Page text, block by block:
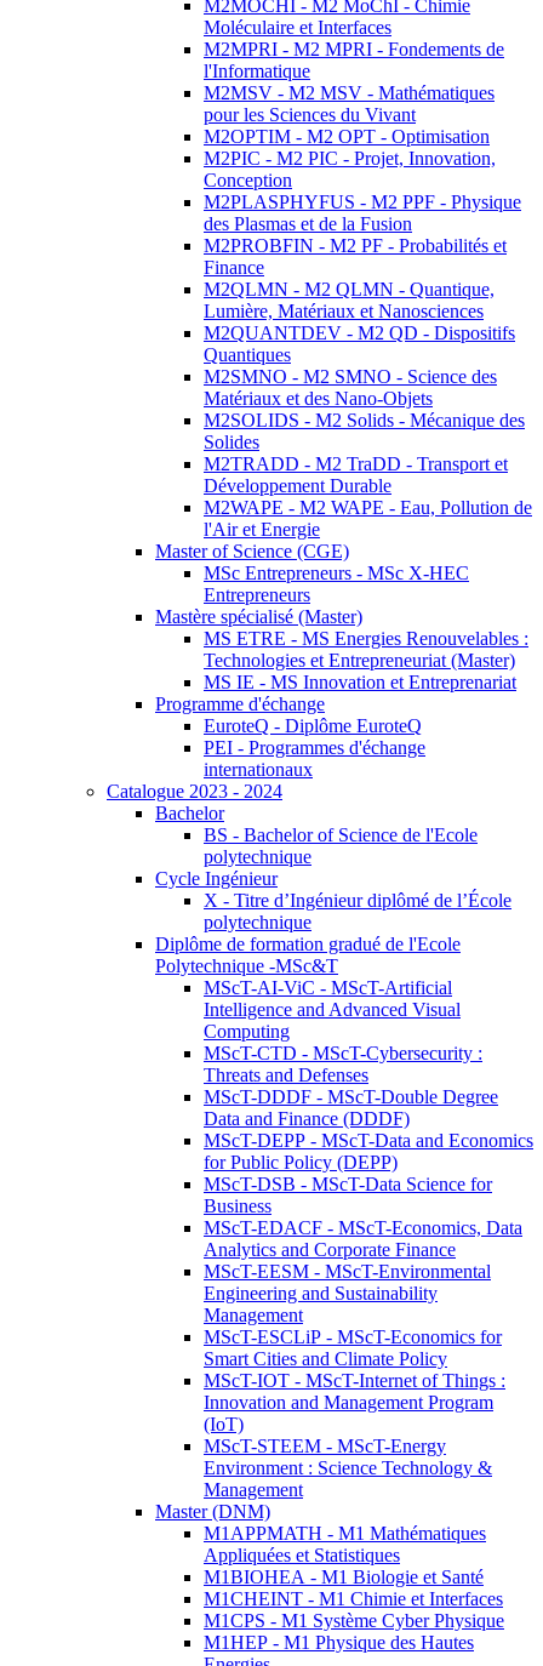
M2MOCHI - M2 MoChI - Chimie
Moléculaire et Interfaces
M2MPRI - M2 MPRI - Fondements de
l'Informatique
M2MSV - M2 MSV - Mathématiques
pour les Sciences du Vivant
M2OPTIM - M2 OPT - Optimisation
M2PIC - M2 PIC - Projet, Innovation,
Conception
M2PLASPHYFUS - M2 PPF - Physique
des Plasmas et de la Fusion
M2PROBFIN - M2 PF - Probabilités et
Finance
M2QLMN - M2 QLMN - Quantique,
Lumière, Matériaux et Nanosciences
M2QUANTDEV - M2 QD - Dispositifs
Quantiques
M2SMNO - M2 SMNO - Science des
Matériaux et des Nano-Objets
M2SOLIDS - M2 Solids - Mécanique des
Solides
M2TRADD - M2 TraDD - Transport et
Développement Durable
M2WAPE - M2 WAPE - Eau, Pollution de
l'Air et Energie
Master of Science (CGE)
MSc Entrepreneurs - MSc X-HEC
Entrepreneurs
Mastère spécialisé (Master)
MS ETRE - MS Energies Renouvelables :
Technologies et Entrepreneuriat (Master)
MS IE - MS Innovation et Entreprenariat
Programme d'échange
EuroteQ - Diplôme EuroteQ
PEI - Programmes d'échange
internationaux
Catalogue 2023 - 2024
Bachelor
BS - Bachelor of Science de l'Ecole
polytechnique
Cycle Ingénieur
X - Titre d’Ingénieur diplômé de l’École
polytechnique
Diplôme de formation gradué de l'Ecole
Polytechnique -MSc&T
MScT-AI-ViC - MScT-Artificial
Intelligence and Advanced Visual
Computing
MScT-CTD - MScT-Cybersecurity :
Threats and Defenses
MScT-DDDF - MScT-Double Degree
Data and Finance (DDDF)
MScT-DEPP - MScT-Data and Economics
for Public Policy (DEPP)
MScT-DSB - MScT-Data Science for
Business
MScT-EDACF - MScT-Economics, Data
Analytics and Corporate Finance
MScT-EESM - MScT-Environmental
Engineering and Sustainability
Management
MScT-ESCLiP - MScT-Economics for
Smart Cities and Climate Policy
MScT-IOT - MScT-Internet of Things :
Innovation and Management Program
(IoT)
MScT-STEEM - MScT-Energy
Environment : Science Technology &
Management
Master (DNM)
M1APPMATH - M1 Mathématiques
Appliquées et Statistiques
M1BIOHEA - M1 Biologie et Santé
M1CHEINT - M1 Chimie et Interfaces
M1CPS - M1 Système Cyber Physique
M1HEP - M1 Physique des Hautes